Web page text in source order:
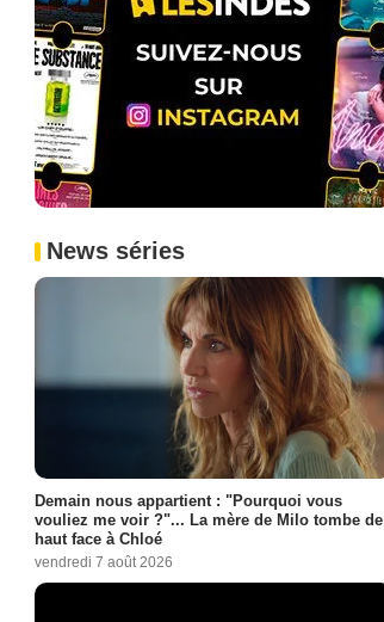
News séries
Demain nous appartient : "Pourquoi vous
vouliez me voir ?"... La mère de Milo tombe de
haut face à Chloé
vendredi 7 août 2026